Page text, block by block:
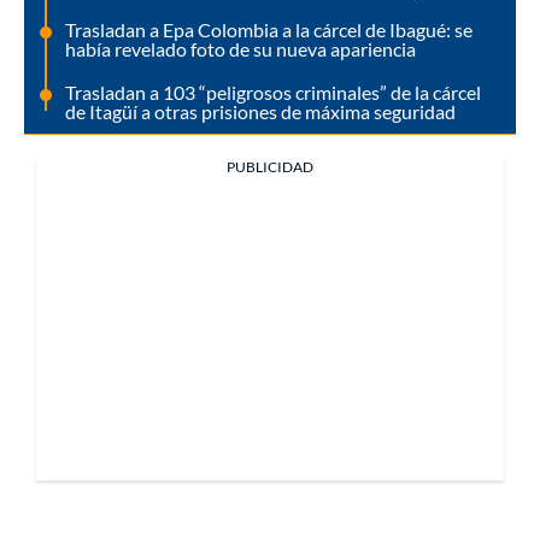
Trasladan a Epa Colombia a la cárcel de Ibagué: se
había revelado foto de su nueva apariencia
Trasladan a 103 “peligrosos criminales” de la cárcel
de Itagüí a otras prisiones de máxima seguridad
PUBLICIDAD